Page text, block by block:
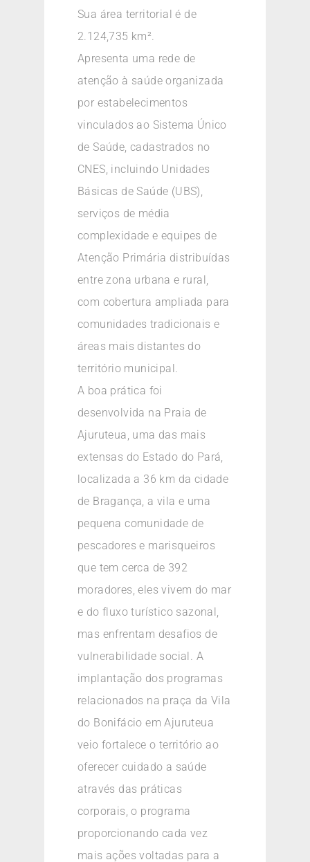
Sua área territorial é de
2.124,735 km².
Apresenta uma rede de
atenção à saúde organizada
por estabelecimentos
vinculados ao Sistema Único
de Saúde, cadastrados no
CNES, incluindo Unidades
Básicas de Saúde (UBS),
serviços de média
complexidade e equipes de
Atenção Primária distribuídas
entre zona urbana e rural,
com cobertura ampliada para
comunidades tradicionais e
áreas mais distantes do
território municipal.
A boa prática foi
desenvolvida na Praia de
Ajuruteua, uma das mais
extensas do Estado do Pará,
localizada a 36 km da cidade
de Bragança, a vila e uma
pequena comunidade de
pescadores e marisqueiros
que tem cerca de 392
moradores, eles vivem do mar
e do fluxo turístico sazonal,
mas enfrentam desafios de
vulnerabilidade social. A
implantação dos programas
relacionados na praça da Vila
do Bonifácio em Ajuruteua
veio fortalece o território ao
oferecer cuidado a saúde
através das práticas
corporais, o programa
proporcionando cada vez
mais ações voltadas para a